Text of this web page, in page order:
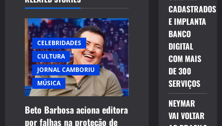
g
a
t
i
o
CELEBRIDADES
CULTURA
JORNAL CAMBORIU
MÚSICA
Beto Barbosa aciona editora
por falhas na proteção de
CADASTRADOS
E IMPLANTA
BANCO
DIGITAL
COM MAIS
DE 300
SERVIÇOS
NEYMAR
VAI VOLTAR